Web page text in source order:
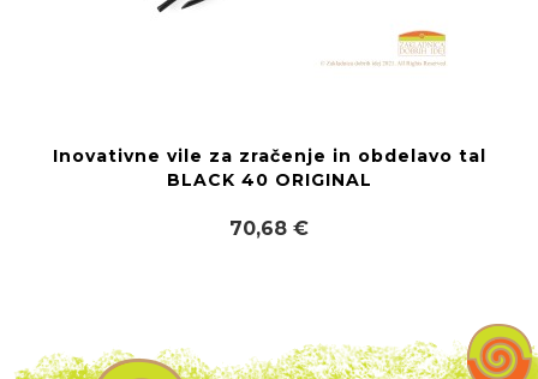
Inovativne vile za zračenje in obdelavo tal
BLACK 40 ORIGINAL
70,68 €